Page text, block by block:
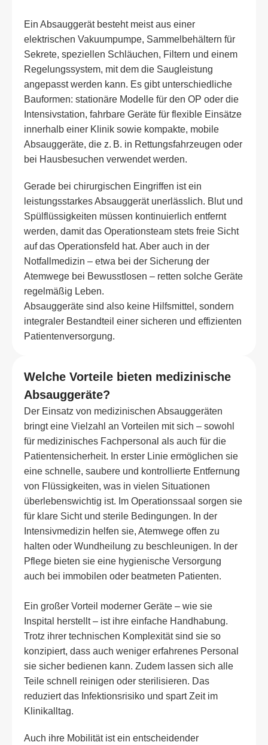
Ein Absauggerät besteht meist aus einer
elektrischen Vakuumpumpe, Sammelbehältern für
Sekrete, speziellen Schläuchen, Filtern und einem
Regelungssystem, mit dem die Saugleistung
angepasst werden kann. Es gibt unterschiedliche
Bauformen: stationäre Modelle für den OP oder die
Intensivstation, fahrbare Geräte für flexible Einsätze
innerhalb einer Klinik sowie kompakte, mobile
Absauggeräte, die z. B. in Rettungsfahrzeugen oder
bei Hausbesuchen verwendet werden.
Gerade bei chirurgischen Eingriffen ist ein
leistungsstarkes Absauggerät unerlässlich. Blut und
Spülflüssigkeiten müssen kontinuierlich entfernt
werden, damit das Operationsteam stets freie Sicht
auf das Operationsfeld hat. Aber auch in der
Notfallmedizin – etwa bei der Sicherung der
Atemwege bei Bewusstlosen – retten solche Geräte
regelmäßig Leben.
Absauggeräte sind also keine Hilfsmittel, sondern
integraler Bestandteil einer sicheren und effizienten
Patientenversorgung.
Welche Vorteile bieten medizinische
Absauggeräte?
Der Einsatz von medizinischen Absauggeräten
bringt eine Vielzahl an Vorteilen mit sich – sowohl
für medizinisches Fachpersonal als auch für die
Patientensicherheit. In erster Linie ermöglichen sie
eine schnelle, saubere und kontrollierte Entfernung
von Flüssigkeiten, was in vielen Situationen
überlebenswichtig ist. Im Operationssaal sorgen sie
für klare Sicht und sterile Bedingungen. In der
Intensivmedizin helfen sie, Atemwege offen zu
halten oder Wundheilung zu beschleunigen. In der
Pflege bieten sie eine hygienische Versorgung
auch bei immobilen oder beatmeten Patienten.
Ein großer Vorteil moderner Geräte – wie sie
Inspital herstellt – ist ihre einfache Handhabung.
Trotz ihrer technischen Komplexität sind sie so
konzipiert, dass auch weniger erfahrenes Personal
sie sicher bedienen kann. Zudem lassen sich alle
Teile schnell reinigen oder sterilisieren. Das
reduziert das Infektionsrisiko und spart Zeit im
Klinikalltag.
Auch ihre Mobilität ist ein entscheidender